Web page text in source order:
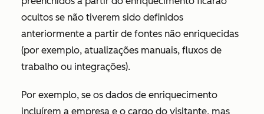
ocultos se não tiverem sido definidos
anteriormente a partir de fontes não enriquecidas
(por exemplo, atualizações manuais, fluxos de
trabalho ou integrações).
Por exemplo, se os dados de enriquecimento
incluírem a empresa e o cargo do visitante, mas